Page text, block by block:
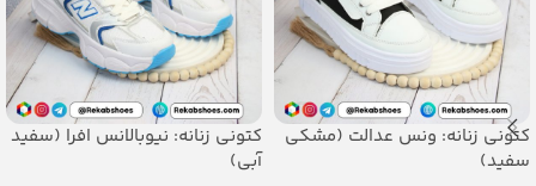
کتونی زنانه: ونس عدالت (مشکی
سفید)
کتونی زنانه: نیوبالانس افرا (سفید
آبی)